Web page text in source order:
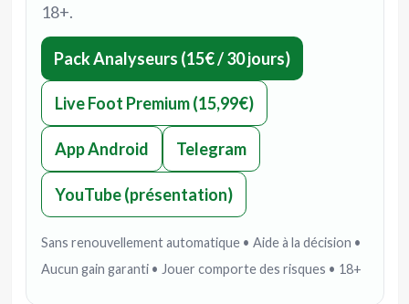
18+.
Pack Analyseurs (15€ / 30 jours)
Live Foot Premium (15,99€)
App Android Telegram
YouTube (présentation)
Sans renouvellement automatique • Aide à la décision •
Aucun gain garanti • Jouer comporte des risques • 18+